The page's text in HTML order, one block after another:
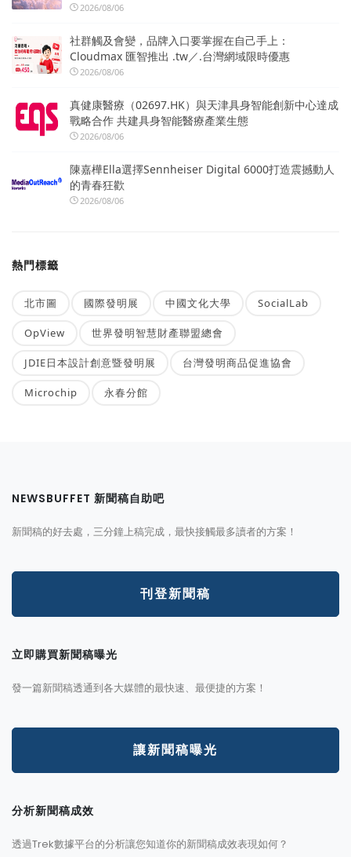
2026/08/06
社群觸及會變，品牌入口要掌握在自己手上：
Cloudmax 匯智推出 .tw／.台灣網域限時優惠
2026/08/06
真健康醫療（02697.HK）與天津具身智能創新中心達成
戰略合作 共建具身智能醫療產業生態
2026/08/06
陳嘉樺Ella選擇Sennheiser Digital 6000打造震撼動人
的青春狂歡
2026/08/06
熱門標籤
北市圖 國際發明展 中國文化大學 SocialLab
OpView 世界發明智慧財產聯盟總會
JDIE日本設計創意暨發明展 台灣發明商品促進協會
Microchip 永春分館
NEWSBUFFET 新聞稿自助吧
新聞稿的好去處，三分鐘上稿完成，最快接觸最多讀者的方案！
刊登新聞稿
立即購買新聞稿曝光
發一篇新聞稿透通到各大媒體的最快速、最便捷的方案！
讓新聞稿曝光
分析新聞稿成效
透過Trek數據平台的分析讓您知道你的新聞稿成效表現如何？